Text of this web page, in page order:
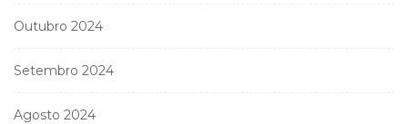
Outubro 2024
Setembro 2024
Agosto 2024